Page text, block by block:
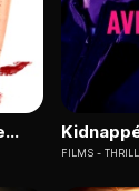
FILMS